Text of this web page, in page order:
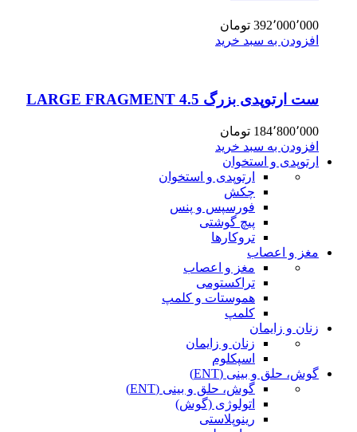
392٬000٬000 تومان
افزودن به سبد خرید
ست ارتوپدی بزرگ 4.5 LARGE FRAGMENT
184٬800٬000 تومان
افزودن به سبد خرید
ارتوپدی و استخوان
ارتوپدی و استخوان
چکش
فورسپس و پنس
پیچ گوشتی
تروکارها
مغز و اعصاب
مغز و اعصاب
تراکستومی
هموستات و کلمپ
کلمپ
زنان و زایمان
زنان و زایمان
اسپکلوم
گوش، حلق و بینی (ENT)
گوش، حلق و بینی (ENT)
اتولوژی (گوش)
رینوپلاستی